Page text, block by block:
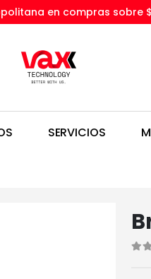
en compras sobre
SERVICIOS